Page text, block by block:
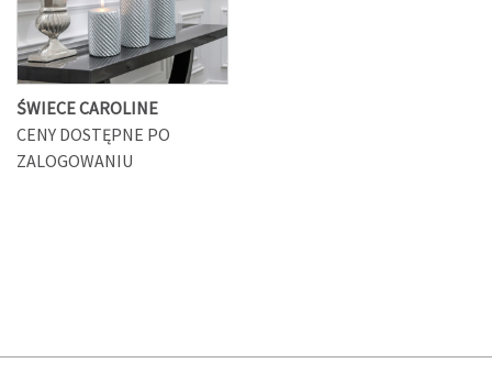
ŚWIECE CAROLINE
CENY DOSTĘPNE PO
ZALOGOWANIU